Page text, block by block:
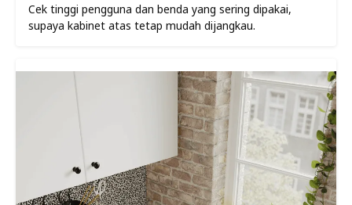
Cek tinggi pengguna dan benda yang sering dipakai,
supaya kabinet atas tetap mudah dijangkau.